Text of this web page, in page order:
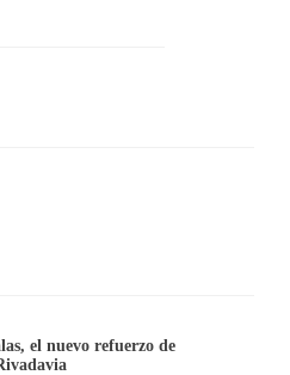
el nuevo refuerzo de